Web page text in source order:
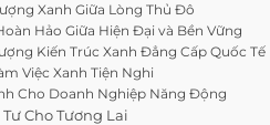
Xanh Giữa Lòng Thủ Đô
Hảo Giữa Hiện Đại và Bền Vững
Kiến Trúc Xanh Đẳng Cấp Quốc Tế
Việc Xanh Tiện Nghi
Cho Doanh Nghiệp Năng Động
Cho Tương Lai